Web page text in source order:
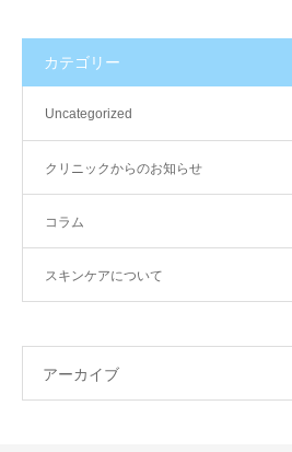
カテゴリー
Uncategorized
クリニックからのお知らせ
コラム
スキンケアについて
アーカイブ